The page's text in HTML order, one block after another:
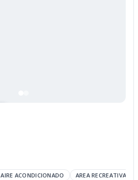
AIRE ACONDICIONADO AREA RECREATIVA